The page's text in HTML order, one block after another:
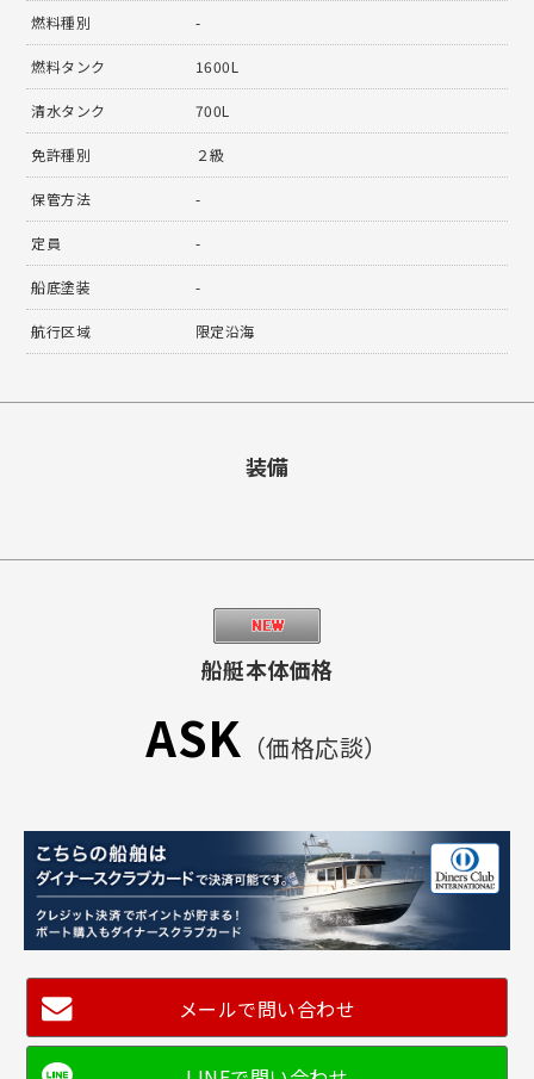
燃料種別 -
燃料タンク 1600L
清水タンク 700L
免許種別 ２級
保管方法 -
定員 -
船底塗装 -
航行区域 限定沿海
装備
船艇本体価格
ASK （価格応談）
メールで問い合わせ